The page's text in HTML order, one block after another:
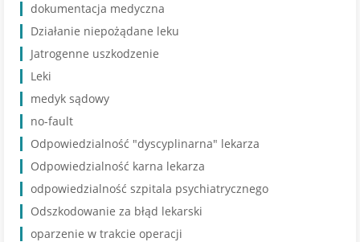
dokumentacja medyczna
Działanie niepożądane leku
Jatrogenne uszkodzenie
Leki
medyk sądowy
no-fault
Odpowiedzialność "dyscyplinarna" lekarza
Odpowiedzialność karna lekarza
odpowiedzialność szpitala psychiatrycznego
Odszkodowanie za błąd lekarski
oparzenie w trakcie operacji